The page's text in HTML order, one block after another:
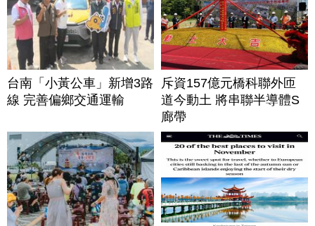
台南「小黃公車」新增3路
線 完善偏鄉交通運輸
斥資157億元橋科聯外匝
道今動土 將串聯半導體S
廊帶